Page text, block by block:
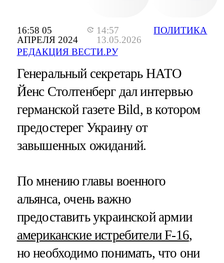
16:58 05
АПРЕЛЯ 2024
14:57
13.05.2026
РЕДАКЦИЯ ВЕСТИ.РУ
ПОЛИТИКА
Генеральный секретарь НАТО
Йенс Столтенберг дал интервью
германской газете Bild, в котором
предостерег Украину от
завышенных ожиданий.
По мнению главы военного
альянса, очень важно
предоставить украинской армии
американские истребители F-16,
но необходимо понимать, что они